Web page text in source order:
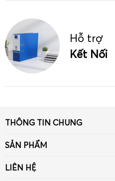
Hỗ trợ
Kết Nối
LIÊN HỆ
SẢN PHẨM
Bút viết - Mực viết
THÔNG TIN CHUNG
Liên hệ - Góp ý